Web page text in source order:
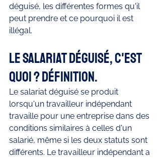
déguisé, les différentes formes qu'il
peut prendre et ce pourquoi il est
illégal.
Le salariat déguisé, c'est
quoi ? Définition.
Le salariat déguisé se produit
lorsqu'un travailleur indépendant
travaille pour une entreprise dans des
conditions similaires à celles d'un
salarié, même si les deux statuts sont
différents. Le travailleur indépendant a